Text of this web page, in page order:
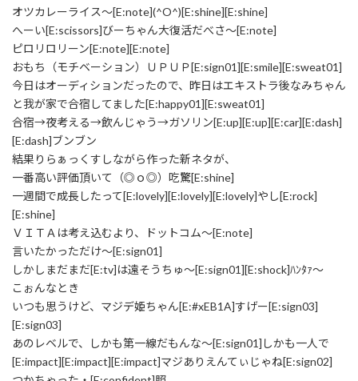
オツカレーライス～[E:note](^O^)[E:shine][E:shine]
へーい[E:scissors]びーちゃん大復活だべさ～[E:note]
ピロリロリーン[E:note][E:note]
おもち（モチベーション）ＵＰＵＰ[E:sign01][E:smile][E:sweat01]
今日はオーディションだったので、昨日はエキストラ後なみちゃん
と我が家で合宿してました[E:happy01][E:sweat01]
合宿→夜考える→飲んじゃう→ガソリン[E:up][E:up][E:car][E:dash]
[E:dash]ブンブン
結果りらぁっくすしながら作った新ネタが、
一番高い評価頂いて（◎ｏ◎）吃驚[E:shine]
一週間で成長したって[E:lovely][E:lovely][E:lovely]やし[E:rock]
[E:shine]
ＶＩＴＡは考え込むより、ドットコム～[E:note]
言いたかっただけ～[E:sign01]
しかしまだまだ[E:tv]は遠そうちゅ～[E:sign01][E:shock]ﾊﾝﾀｧ～
こぉんなとき
いつも思うけど、マジデ姫ちゃん[E:#xEB1A]すげー[E:sign03]
[E:sign03]
あのレベルで、しかも第一線だもんな～[E:sign01]しかも一人で
[E:impact][E:impact][E:impact]マジありえんてぃじゃね[E:sign02]